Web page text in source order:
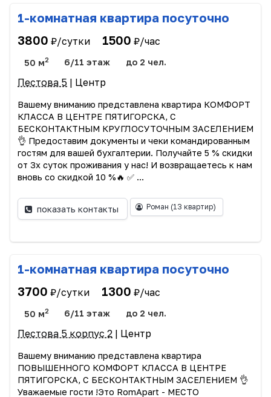
1-комнатная квартира посуточно
3800 ₽/сутки 1500 ₽/час
50 м2 6/11 этаж до 2 чел.
Пестова 5 | Центр
Вашему вниманию представлена квартира КОМФОРТ
КЛАССА В ЦЕНТРЕ ПЯТИГОРСКА, С
БЕСКОНТАКТНЫМ КРУГЛОСУТОЧНЫМ ЗАСЕЛЕНИЕМ
👌 Предоставим документы и чеки командированным
гостям для вашей бухгалтерии. Получайте 5 % скидки
от 3х суток проживания у нас! И возвращаетесь к нам
вновь со скидкой 10 %🔥 ✅ ...
показать контакты Роман (13 квартир)
1-комнатная квартира посуточно
3700 ₽/сутки 1300 ₽/час
50 м2 6/11 этаж до 2 чел.
Пестова 5 корпус 2 | Центр
Вашему вниманию представлена квартира
ПОВЫШЕННОГО КОМФОРТ КЛАССА В ЦЕНТРЕ
ПЯТИГОРСКА, С БЕСКОНТАКТНЫМ ЗАСЕЛЕНИЕМ 👌
Уважаемые гости !Это RomApart - МЕСТО